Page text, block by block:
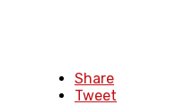
Share
Tweet